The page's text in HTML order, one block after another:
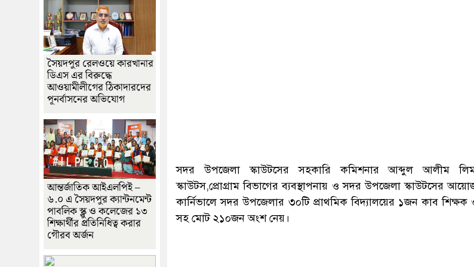
সদর উপজেলা স্কাউটসের সহকারি কমিশনার আব্দুল আলীম
স্কাউটস,প্রোগ্রাম বিভাগের ব্যবস্থাপনায় ও সদর উপজেলা স্কাউটসের
কার্নিভালে সদর উপজেলার ৩০টি প্রাথমিক বিদ্যালয়ের ১জন কাব শিক্ষক
সহ মোট ২১০জন অংশ নেয়।
সৈয়দপুর রেলওয়ে কারখানার
ডিএস এর বিরুদ্ধে
আওয়ামীলীগের ঠিকাদারদের
পূনর্বাসনের অভিযোগ
আন্তর্জাতিক আইএলপিই –
৬.০ এ সৈয়দপুর ক্যান্টনমেন্ট
পাবলিক স্ক্লু ও কলেজের ১৩
শিক্ষার্থীর প্রতিনিধিত্ব করার
গৌরব অর্জন